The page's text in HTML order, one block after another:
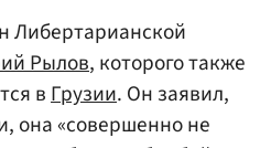
Либертарианской
Рылов, которого также
вГрузии. Он заявил,
она «совершенно не